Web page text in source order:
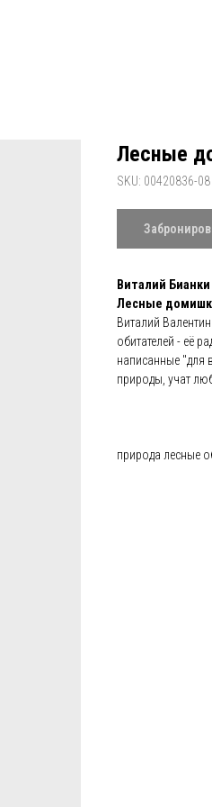
Лесные
SKU: 00420836-08
Виталий Бианки
Лесные
Виталий
обитателей - её
написанные "для
природы, учат
природа лесные